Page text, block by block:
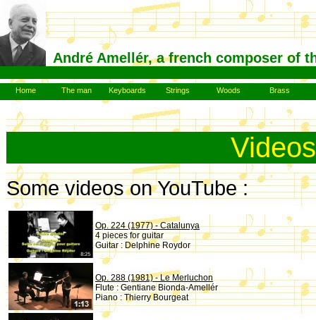
André Amellér, a french composer of
Home The man Keyboards Strings Woods Brass
Some videos on YouTube :
Op. 224 (1977) - Catalunya
4 pieces for guitar
Guitar : Delphine Roydor
Op. 288 (1981) - Le Merluchon
Flute : Gentiane Bionda-Amellér
Piano : Thierry Bourgeat